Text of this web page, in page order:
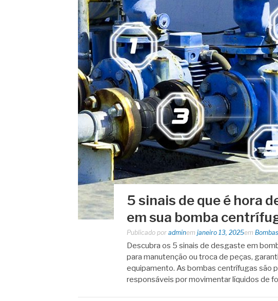
5 sinais de que é hora
em sua bomba
Publicado por adminem janeiro 13, 2025em
Descubra os 5 sinais de desgaste em
para manutenção ou troca de peças,
equipamento. As bombas centrífugas são
responsáveis por movimentar líquidos de